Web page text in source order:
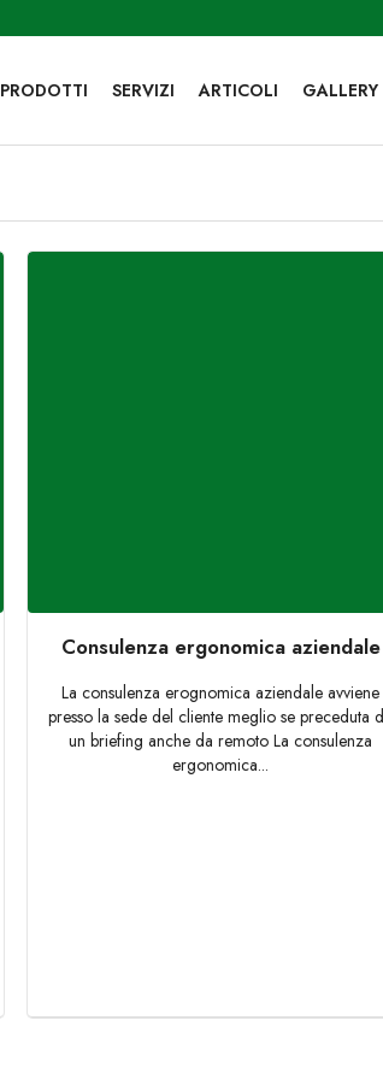
PRODOTTI SERVIZI ARTICOLI GALLERY
Consulenza ergonomica aziendale
La consulenza erognomica aziendale avviene
presso la sede del cliente meglio se preceduta
un briefing anche da remoto La consulenza
ergonomica...